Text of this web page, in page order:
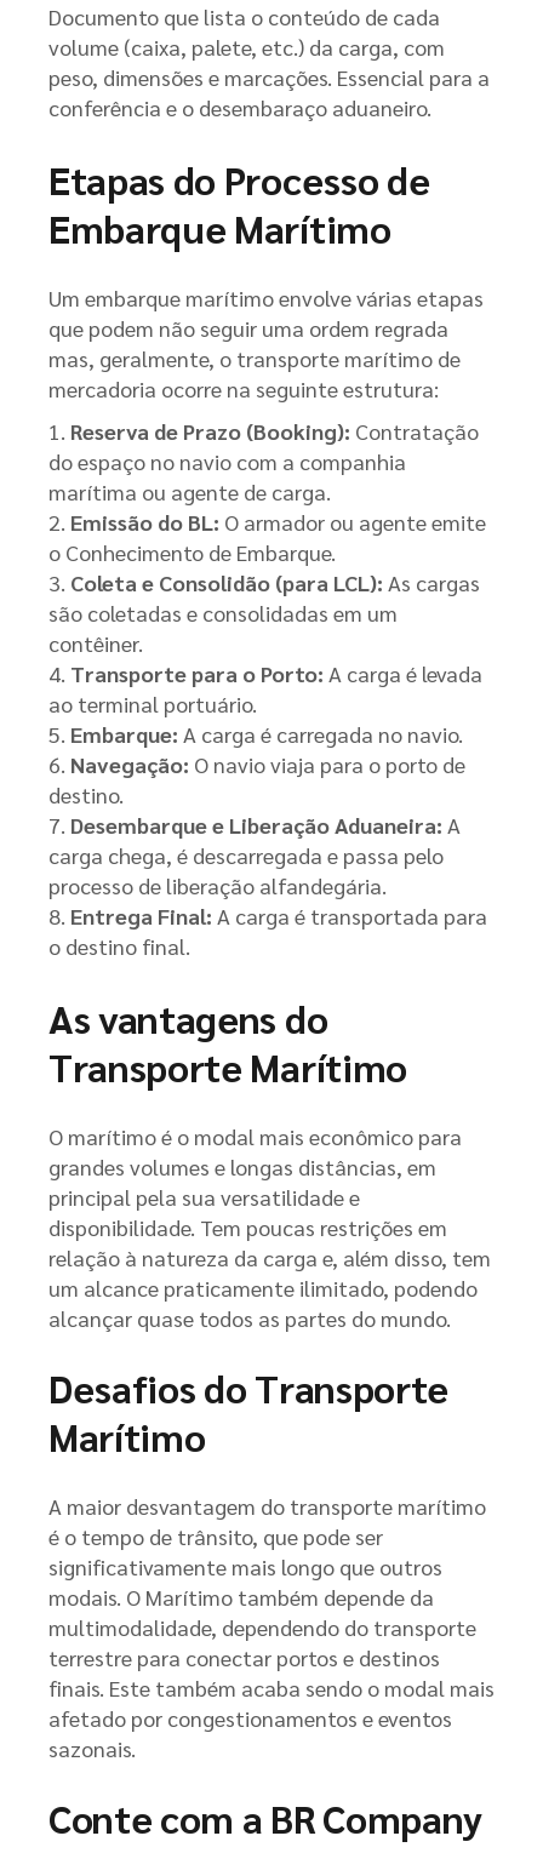
Documento que lista o conteúdo de cada
volume (caixa, palete, etc.) da carga, com
peso, dimensões e marcações. Essencial para a
conferência e o desembaraço aduaneiro.
Etapas do Processo de
Embarque Marítimo
Um embarque marítimo envolve várias etapas
que podem não seguir uma ordem regrada
mas, geralmente, o transporte marítimo de
mercadoria ocorre na seguinte estrutura:
Reserva de Prazo (Booking): Contratação
do espaço no navio com a companhia
marítima ou agente de carga.
Emissão do BL: O armador ou agente emite
o Conhecimento de Embarque.
Coleta e Consolidão (para LCL): As cargas
são coletadas e consolidadas em um
contêiner.
Transporte para o Porto: A carga é levada
ao terminal portuário.
Embarque: A carga é carregada no navio.
Navegação: O navio viaja para o porto de
destino.
Desembarque e Liberação Aduaneira: A
carga chega, é descarregada e passa pelo
processo de liberação alfandegária.
Entrega Final: A carga é transportada para
o destino final.
As vantagens do
Transporte Marítimo
O marítimo é o modal mais econômico para
grandes volumes e longas distâncias, em
principal pela sua versatilidade e
disponibilidade. Tem poucas restrições em
relação à natureza da carga e, além disso, tem
um alcance praticamente ilimitado, podendo
alcançar quase todos as partes do mundo.
Desafios do Transporte
Marítimo
A maior desvantagem do transporte marítimo
é o tempo de trânsito, que pode ser
significativamente mais longo que outros
modais. O Marítimo também depende da
multimodalidade, dependendo do transporte
terrestre para conectar portos e destinos
finais. Este também acaba sendo o modal mais
afetado por congestionamentos e eventos
sazonais.
Conte com a BR Company